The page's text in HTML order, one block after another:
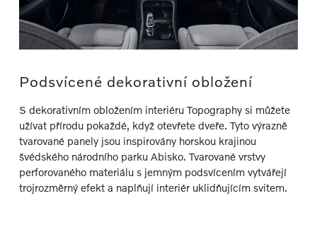
Podsvícené dekorativní obložení
S dekorativním obložením interiéru Topography si můžete
užívat přírodu pokaždé, když otevřete dveře. Tyto výrazně
tvarované panely jsou inspirovány horskou krajinou
švédského národního parku Abisko. Tvarované vrstvy
perforovaného materiálu s jemným podsvícením vytvářejí
trojrozměrný efekt a naplňují interiér uklidňujícím svitem.